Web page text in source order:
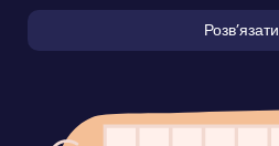
Розвʼязати